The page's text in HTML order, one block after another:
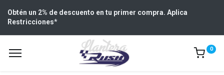
Obtén un 2% de descuento en tu primer compra. Aplica
Restricciones*
0